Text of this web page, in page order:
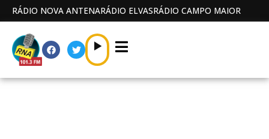
RÁDIO NOVA ANTENARÁDIO ELVASRÁDIO CAMPO MAIOR